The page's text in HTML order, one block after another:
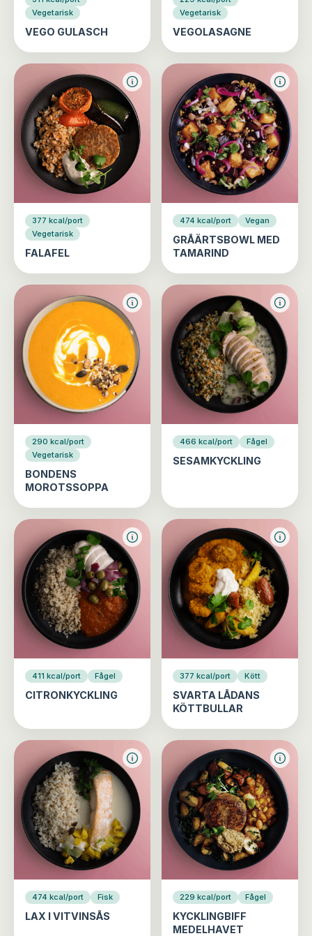
Vegetarisk
VEGO GULASCH
Vegetarisk
VEGOLASAGNE
377 kcal/port
Vegetarisk
FALAFEL
474 kcal/port Vegan
GRÅÄRTSBOWL MED
TAMARIND
290 kcal/port
Vegetarisk
BONDENS
MOROTSSOPPA
466 kcal/port Fågel
SESAMKYCKLING
411 kcal/port Fågel
CITRONKYCKLING
377 kcal/port Kött
SVARTA LÅDANS
KÖTTBULLAR
474 kcal/port Fisk
LAX I VITVINSÅS
229 kcal/port Fågel
KYCKLINGBIFF
MEDELHAVET